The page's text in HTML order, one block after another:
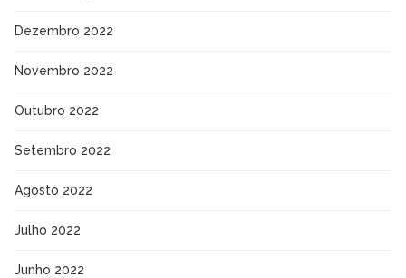
Dezembro 2022
Novembro 2022
Outubro 2022
Setembro 2022
Agosto 2022
Julho 2022
Junho 2022